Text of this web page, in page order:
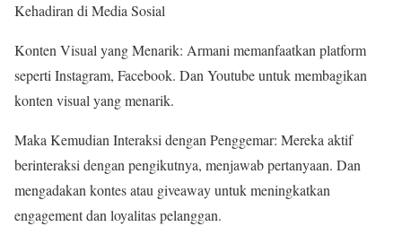
Kehadiran di Media Sosial
Konten Visual yang Menarik: Armani memanfaatkan platform
seperti Instagram, Facebook. Dan Youtube untuk membagikan
konten visual yang menarik.
Maka Kemudian Interaksi dengan Penggemar: Mereka aktif
berinteraksi dengan pengikutnya, menjawab pertanyaan. Dan
mengadakan kontes atau giveaway untuk meningkatkan
engagement dan loyalitas pelanggan.